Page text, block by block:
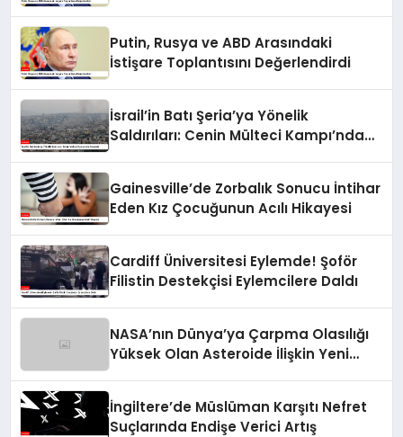
Putin, Rusya ve ABD Arasındaki
İstişare Toplantısını Değerlendirdi
İsrail’in Batı Şeria’ya Yönelik
Saldırıları: Cenin Mülteci Kampı’nda
Gainesville’de Zorbalık Sonucu İntihar
Eden Kız Çocuğunun Acılı Hikayesi
Cardiff Üniversitesi Eylemde! Şoför
Filistin Destekçisi Eylemcilere Daldı
NASA’nın Dünya’ya Çarpma Olasılığı
Yüksek Olan Asteroide İlişkin Yeni
İngiltere’de Müslüman Karşıtı Nefret
Suçlarında Endişe Verici Artış